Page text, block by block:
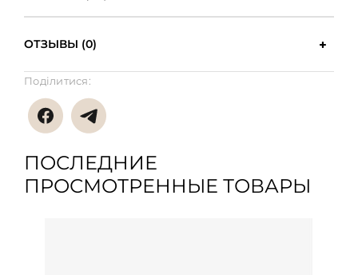
ОТЗЫВЫ (0)
Поділитися:
ПОСЛЕДНИЕ
ПРОСМОТРЕННЫЕ ТОВАРЫ